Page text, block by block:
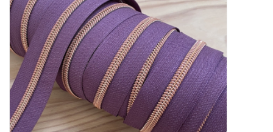
Diy pakketten
Studio Olive inspireert....